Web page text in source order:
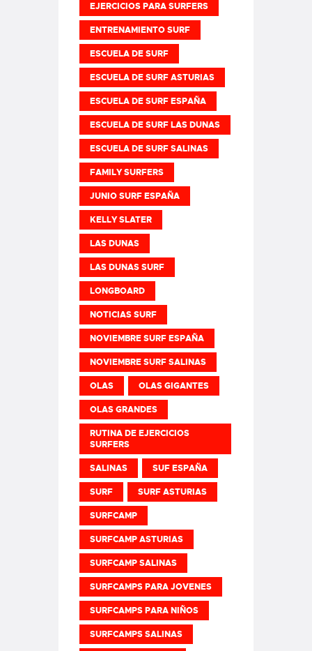
EJERCICIOS PARA SURFERS
ENTRENAMIENTO SURF
ESCUELA DE SURF
ESCUELA DE SURF ASTURIAS
ESCUELA DE SURF ESPAÑA
ESCUELA DE SURF LAS DUNAS
ESCUELA DE SURF SALINAS
FAMILY SURFERS
JUNIO SURF ESPAÑA
KELLY SLATER
LAS DUNAS
LAS DUNAS SURF
LONGBOARD
NOTICIAS SURF
NOVIEMBRE SURF ESPAÑA
NOVIEMBRE SURF SALINAS
OLAS OLAS GIGANTES
OLAS GRANDES
RUTINA DE EJERCICIOS
SURFERS
SALINAS SUF ESPAÑA
SURF SURF ASTURIAS
SURFCAMP
SURFCAMP ASTURIAS
SURFCAMP SALINAS
SURFCAMPS PARA JOVENES
SURFCAMPS PARA NIÑOS
SURFCAMPS SALINAS